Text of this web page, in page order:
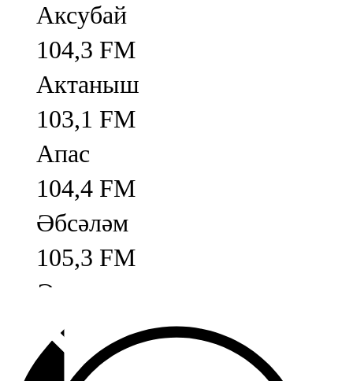
Аксубай
104,3 FM
Актаныш
103,1 FM
Апас
104,4 FM
Әбсәләм
105,3 FM
Әлмәт
92,9 FM
Базарлы матак